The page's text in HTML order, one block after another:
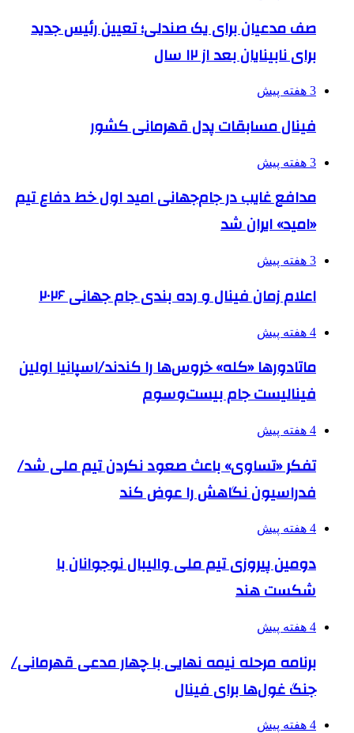
صف مدعیان برای یک صندلی؛ تعیین رئیس جدید
برای نابینایان بعد از ۱۲ سال
3 هفته پیش
فینال مسابقات پدل قهرمانی کشور
3 هفته پیش
مدافع غایب در جام‌جهانی امید اول خط دفاع تیم
«امید» ایران شد
3 هفته پیش
اعلام زمان فینال و رده بندی جام جهانی ۲۰۲۶
4 هفته پیش
ماتادورها «کله» خروس‌ها را کندند/اسپانیا اولین
فینالیست جام بیست‌وسوم
4 هفته پیش
تفکر «تساوی» باعث صعود نکردن تیم ملی شد/
فدراسیون نگاهش را عوض کند
4 هفته پیش
دومین پیروزی تیم ملی والیبال نوجوانان با
شکست هند
4 هفته پیش
برنامه مرحله نیمه نهایی با چهار مدعی قهرمانی/
جنگ غول‌ها برای فینال
4 هفته پیش